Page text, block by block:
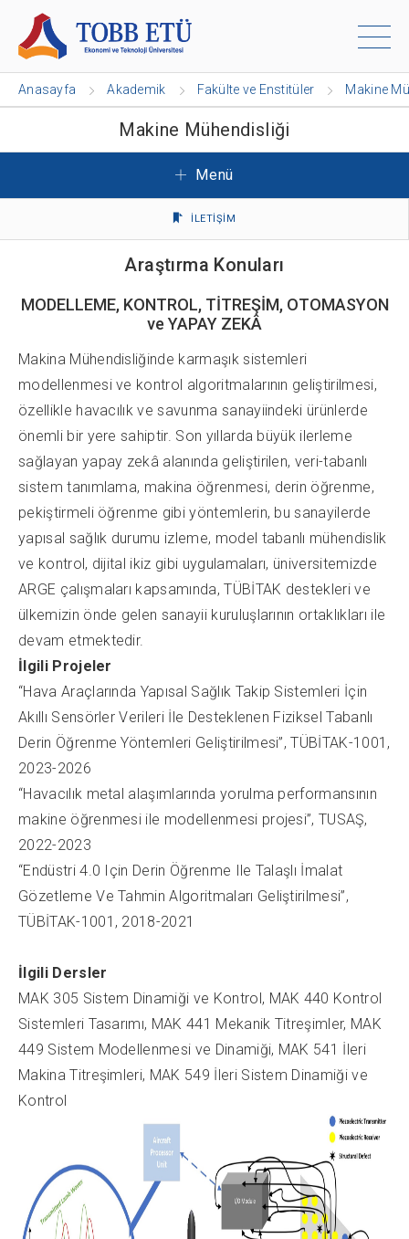
Anasayfa Akademik Fakülte ve Enstitüler Makine
Makine Mühendisliği
Menü
İLETİŞİM
Araştırma Konuları
MODELLEME, KONTROL, TİTREŞİM, OTOMASYON
ve YAPAY ZEKÂ
Makina Mühendisliğinde karmaşık sistemleri
modellenmesi ve kontrol algoritmalarının geliştirilmesi,
özellikle havacılık ve savunma sanayiindeki ürünlerde
önemli bir yere sahiptir. Son yıllarda büyük ilerleme
sağlayan yapay zekâ alanında geliştirilen, veri-tabanlı
sistem tanımlama, makina öğrenmesi, derin öğrenme,
pekiştirmeli öğrenme gibi yöntemlerin, bu sanayilerde
yapısal sağlık durumu izleme, model tabanlı mühendislik
ve kontrol, dijital ikiz gibi uygulamaları, üniversitemizde
ARGE çalışmaları kapsamında, TÜBİTAK destekleri ve
ülkemizin önde gelen sanayii kuruluşlarının ortaklıkları ile
devam etmektedir.
İlgili Projeler
“Hava Araçlarında Yapısal Sağlık Takip Sistemleri İçin
Akıllı Sensörler Verileri İle Desteklenen Fiziksel Tabanlı
Derin Öğrenme Yöntemleri Geliştirilmesi”, TÜBİTAK-1001,
2023-2026
“Havacılık metal alaşımlarında yorulma performansının
makine öğrenmesi ile modellenmesi projesi”, TUSAŞ,
2022-2023
“Endüstri 4.0 Için Derin Öğrenme Ile Talaşlı İmalat
Gözetleme Ve Tahmin Algoritmaları Geliştirilmesi”,
TÜBİTAK-1001, 2018-2021
İlgili Dersler
MAK 305 Sistem Dinamiği ve Kontrol, MAK 440 Kontrol
Sistemleri Tasarımı, MAK 441 Mekanik Titreşimler, MAK
449 Sistem Modellenmesi ve Dinamiği, MAK 541 İleri
Makina Titreşimleri, MAK 549 İleri Sistem Dinamiği ve
Kontrol